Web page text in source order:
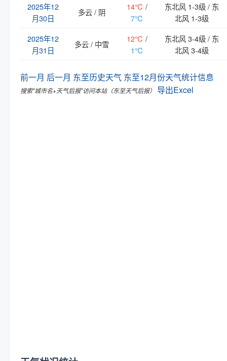
2025年12
月30日
多云 / 阴
14℃ /
7℃
东北风 1-3级 / 东
北风 1-3级
2025年12
月31日
多云 / 中雪
12℃ /
1℃
东北风 3-4级 / 东
北风 3-4级
前一月 后一月 东至历史天气 东至12月份天气统计信息
搜索"城市名+天气后报"访问本站（东至天气后报） 导出Excel